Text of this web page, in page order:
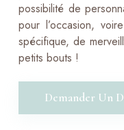
possibilité de
pour l’occasion,
spécifique, de
petits bouts !
Demander Un